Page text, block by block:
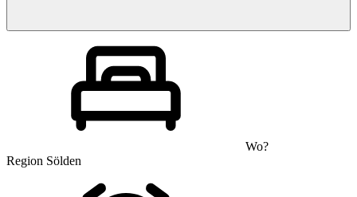
Wo?
Region Sölden